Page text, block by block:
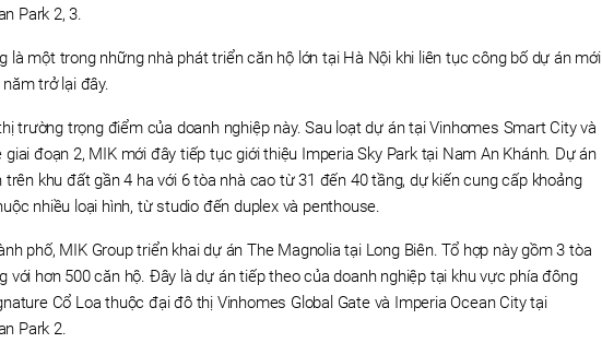
Park 2, 3.
là một trong những nhà phát triển căn hộ lớn tại Hà Nội khi liên tục công bố dự án mới
trở lại đây.
trường trọng điểm của doanh nghiệp này. Sau loạt dự án tại Vinhomes Smart City và
giai đoạn 2, MIK mới đây tiếp tục giới thiệu Imperia Sky Park tại Nam An Khánh. Dự án
khu đất gần 4 ha với 6 tòa nhà cao từ 31 đến 40 tầng, dự kiến cung cấp khoảng
nhiều loại hình, từ studio đến duplex và penthouse.
phố, MIK Group triển khai dự án The Magnolia tại Long Biên. Tổ hợp này gồm 3 tòa
với hơn 500 căn hộ. Đây là dự án tiếp theo của doanh nghiệp tại khu vực phía đông
Cổ Loa thuộc đại đô thị Vinhomes Global Gate và Imperia Ocean City tại
Park 2.